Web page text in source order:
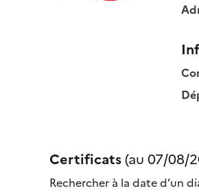
Certificats(au 07/08/
Rechercher à la date d’un